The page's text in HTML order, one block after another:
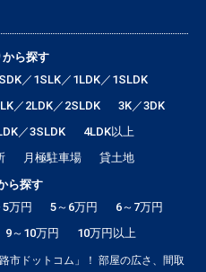
から探す
／1SLK／1LDK／1SLDK
／2LDK／2SLDK
3K／3DK
／3SLDK
4LDK以上
月極駐車場
貸土地
ら探す
5万円 5～6万円
6～7万円
9～10万円 10万円以上
市ドットコム」！ 部屋の広さ、間取